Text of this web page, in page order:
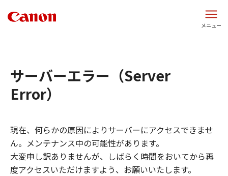
メニュー
サーバーエラー（Server
Error）
現在、何らかの原因によりサーバーにアクセスできませ
ん。メンテナンス中の可能性があります。
大変申し訳ありませんが、しばらく時間をおいてから再
度アクセスいただけますよう、お願いいたします。